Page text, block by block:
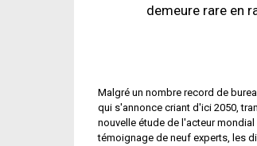
demeure rare en
Malgré un nombre record de
qui s'annonce criant d'ici 2050,
nouvelle étude de l'acteur
témoignage de neuf experts, les